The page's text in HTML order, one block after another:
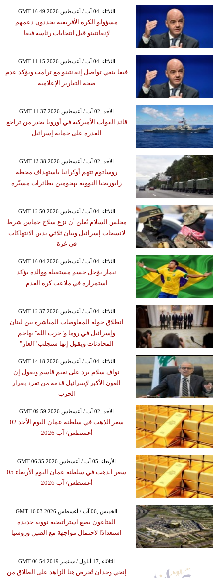
GMT 16:49 2026 الثلاثاء ,04 آب / أغسطس
مسؤولو الكرة الأفريقية يجددون دعمهم
لإنفانتينو قبل انتخابات رئاسة فيفا
GMT 11:15 2026 الثلاثاء ,04 آب / أغسطس
فيفا ينفي تواصل إنفانتينو مع ترامب ويؤكد عدم
صحة التقارير الإعلامية
GMT 11:37 2026 الأحد ,02 آب / أغسطس
قائد القوات الأميركية في أوروبا يحذر من تراجع
القدرة على حماية إسرائيل
GMT 13:38 2026 الأحد ,02 آب / أغسطس
روساتوم تتهم أوكرانيا باستهداف محطة
زابوريجيا النووية بهجومين بطائرات مسيّرة
GMT 12:50 2026 الثلاثاء ,04 آب / أغسطس
مجلس السلام يُعلن أن نزع سلاح حماس شرط
لانسحاب إسرائيل وبيان ثلاثي يدين الانتهاكات
في غزة
GMT 16:04 2026 الثلاثاء ,04 آب / أغسطس
نيمار يؤجل حسم مستقبله ووالده يؤكد
استمراره في ملاعب كرة القدم
GMT 12:37 2026 الثلاثاء ,04 آب / أغسطس
انطلاق جولة المفاوضات المباشرة بين لبنان
وإسرائيل في روما و"حزب الله" يهاجم
المحادثات ويقول إنها ستجلب "العار"
GMT 14:18 2026 الثلاثاء ,04 آب / أغسطس
نواف سلام يرد على نعيم قاسم ويقول إن
العون الأكبر لإسرائيل قدمه من تفرد بقرار
الحرب
GMT 09:59 2026 الأحد ,02 آب / أغسطس
سعر الذهب في سلطنة عمان اليوم الأحد 02
أغسطس/ آب 2026
GMT 06:35 2026 الأربعاء ,05 آب / أغسطس
سعر الذهب في سلطنة عمان اليوم الأربعاء 05
أغسطس/ آب 2026
GMT 16:03 2026 الخميس ,06 آب / أغسطس
البنتاغون يضع استراتيجية نووية جديدة
استعدادًا لاحتمال مواجهة مع الصين وروسيا
GMT 00:54 2019 الثلاثاء ,17 أيلول / سبتمبر
إنجي وجدان تُحرض هنا الزاهد على الطلاق من